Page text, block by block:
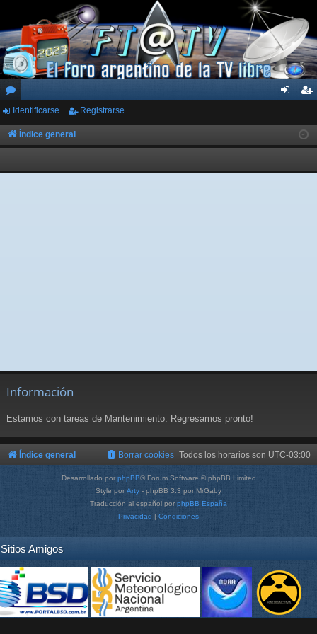
or
os
ar
ist
rs
Identificarse Registrarse
Índice general
Información
Estamos con tareas de Mantenimiento. Regresamos pronto!
Índice general Todos los horarios son UTC-03:00
Borrar cookies
Desarrollado por phpBB® Forum Software © phpBB Limited
Style por Arty - phpBB 3.3 por MrGaby
Traducción al español por phpBB España
Privacidad | Condiciones
Sitios Amigos